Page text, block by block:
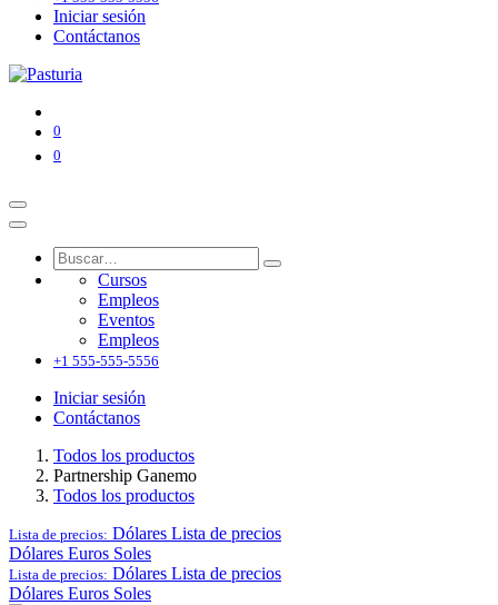
Iniciar sesión
Contáctanos
0
0
Cursos
Empleos
Eventos
Empleos
+1 555-555-5556
Iniciar sesión
Contáctanos
Todos los productos
Partnership Ganemo
Todos los productos
Lista de precios: Dólares Lista de precios
Dólares Euros Soles
Lista de precios: Dólares Lista de precios
Dólares Euros Soles